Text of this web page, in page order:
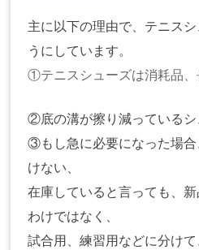
主に以下の理由で、テニス
うにしています。
①テニスシューズは消耗品、
②底の溝が擦り減っているシ
③もし急に必要になった場
けない、
在庫していると言っても、
わけではなく、
試合用、練習用などに分けて